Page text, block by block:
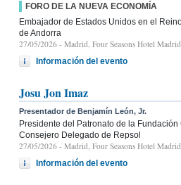
FORO DE LA NUEVA ECONOMÍA
Embajador de Estados Unidos en el
de Andorra
27/05/2026 - Madrid, Four Seasons Hotel
Información del evento
Josu Jon Imaz
Presentador de Benjamín León, Jr.
Presidente del Patronato de la
Consejero Delegado de Repsol
27/05/2026 - Madrid, Four Seasons Hotel
Información del evento